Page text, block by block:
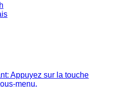
Appuyez sur la touche
menu.